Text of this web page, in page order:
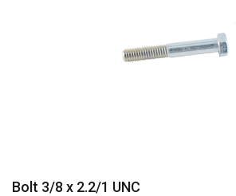
Bolt 3/8 x 2.2/1 UNC